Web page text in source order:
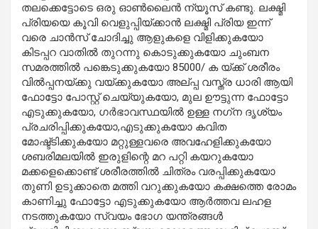
തലക്കെട്ടോടെ ഒരു ഓണ്‍ലൈന്‍ ന്യൂസ് കണ്ടു. ലക്ഷ്മി
പ്രിയയെ കൂവി വെളുപ്പിയ്ക്കാന്‍ ലക്ഷ്മി പ്രിയ ഇന്ന്
വരെ ചാന്‍സ് ചോദിച്ചു ആളുകളെ വിളിക്കുകയോ
കിടപ്പറ വാതില്‍ തുറന്നു കൊടുക്കുകയോ ചുംബന
സമരത്തില്‍ പങ്കെടുക്കുകയോ 85000/ ക യ്ക്ക് ശരീരം
വില്‍പ്പനയ്ക്കു വയ്ക്കുകയോ അല്പ്പ വസ്ത്ര ധാരി ആയി
ഫോട്ടോ പോസ്റ്റ് ചെയ്യുകയോ, മുല ഊട്ടുന്ന ഫോട്ടോ
എടുക്കുകയോ, ഗര്‍ഭാവസ്ഥയില്‍ ഉള്ള നഗ്‌ന ദൃശ്യം
പ്രചരിപ്പിക്കുകയോ,എടുക്കുകയോ കവിത
മോഷ്ട്ടിക്കുകയോ മറ്റുള്ളവരെ അവഹേളിക്കുകയോ
ശബരിമലയില്‍ ഇരുളിന്റെ മറ പറ്റി കയറുകയോ
മക്കളെക്കൊണ്ട് ശരീരത്തില്‍ ചിത്രം വരപ്പിക്കുകയോ
തുണി ഉടുക്കാതെ മത്തി വറുക്കുകയോ കക്ഷത്തെ രോമം
കാണിച്ചു ഫോട്ടോ എടുക്കുകയോ ആര്‍ത്തവ ലഹള
നടത്തുകയോ സ്വയം ഭോഗ യന്ത്രങ്ങള്‍